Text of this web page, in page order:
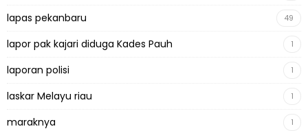
lapas pekanbaru 49
lapor pak kajari diduga Kades Pauh 1
laporan polisi 1
laskar Melayu riau 1
maraknya 1